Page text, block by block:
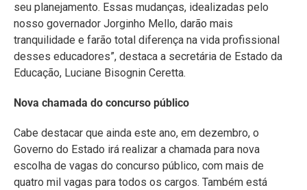
seu planejamento. Essas mudanças, idealizadas pelo
nosso governador Jorginho Mello, darão mais
tranquilidade e farão total diferença na vida profissional
desses educadores”, destaca a secretária de Estado da
Educação, Luciane Bisognin Ceretta.
Nova chamada do concurso público
Cabe destacar que ainda este ano, em dezembro, o
Governo do Estado irá realizar a chamada para nova
escolha de vagas do concurso público, com mais de
quatro mil vagas para todos os cargos. Também está